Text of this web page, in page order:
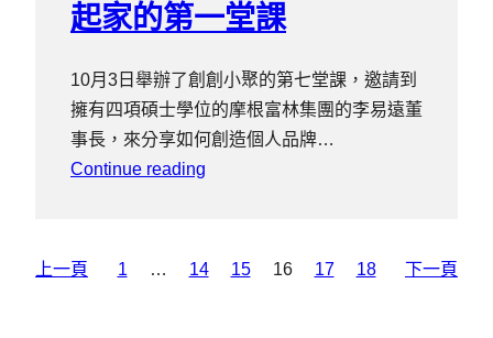
起家的第一堂課
10月3日舉辦了創創小聚的第七堂課，邀請到
擁有四項碩士學位的摩根富林集團的李易遠董
事長，來分享如何創造個人品牌…
Continue reading
上一頁 1 … 14 15 16 17 18 下一頁